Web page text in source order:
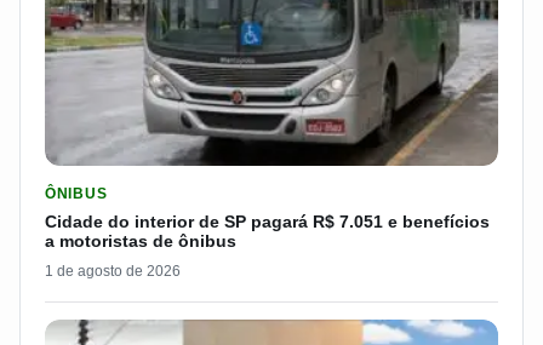
ÔNIBUS
Cidade do interior de SP pagará R$ 7.051 e benefícios
a motoristas de ônibus
1 de agosto de 2026